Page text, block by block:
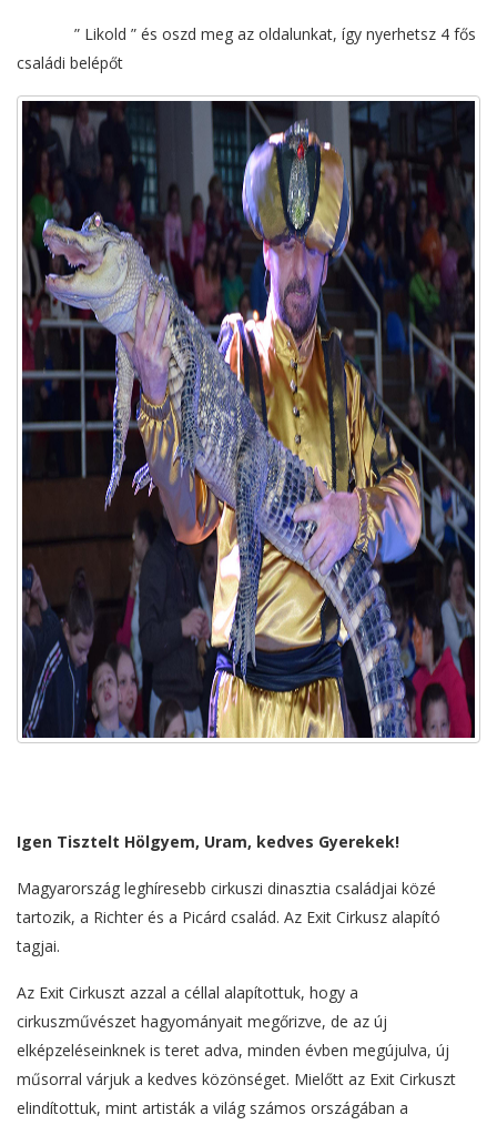
” Likold ” és oszd meg az oldalunkat, így nyerhetsz 4 fős
családi belépőt
Igen Tisztelt Hölgyem, Uram, kedves Gyerekek!
Magyarország leghíresebb cirkuszi dinasztia családjai közé
tartozik, a Richter és a Picárd család. Az Exit Cirkusz alapító
tagjai.
Az Exit Cirkuszt azzal a céllal alapítottuk, hogy a
cirkuszművészet hagyományait megőrizve, de az új
elképzeléseinknek is teret adva, minden évben megújulva, új
műsorral várjuk a kedves közönséget. Mielőtt az Exit Cirkuszt
elindítottuk, mint artisták a világ számos országában a